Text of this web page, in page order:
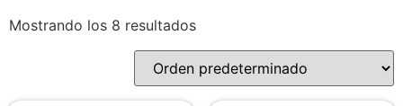
Mostrando los 8 resultados